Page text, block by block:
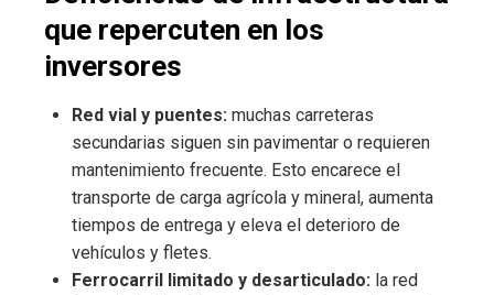
que repercuten en los
inversores
Red vial y puentes: muchas carreteras
secundarias siguen sin pavimentar o requieren
mantenimiento frecuente. Esto encarece el
transporte de carga agrícola y mineral, aumenta
tiempos de entrega y eleva el deterioro de
vehículos y fletes.
Ferrocarril limitado y desarticulado: la red